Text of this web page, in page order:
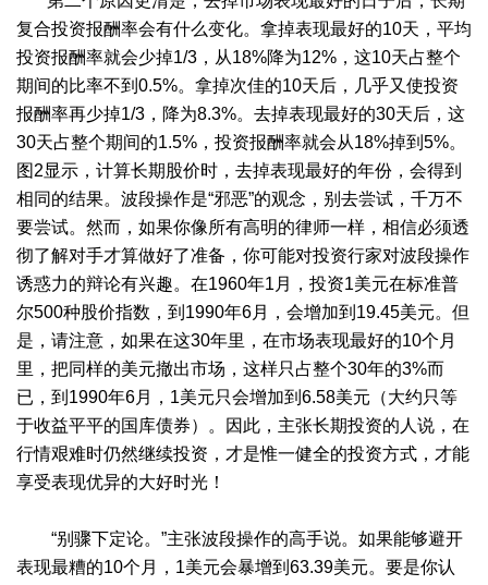
复合投资报酬率会有什么变化。拿掉表现最好的10天，平均
投资报酬率就会少掉1/3，从18%降为12%，这10天占整个
期间的比率不到0.5%。拿掉次佳的10天后，几乎又使投资
报酬率再少掉1/3，降为8.3%。去掉表现最好的30天后，这
30天占整个期间的1.5%，投资报酬率就会从18%掉到5%。
图2显示，计算长期股价时，去掉表现最好的年份，会得到
相同的结果。波段操作是“邪恶”的观念，别去尝试，千万不
要尝试。然而，如果你像所有高明的律师一样，相信必须透
彻了解对手才算做好了准备，你可能对投资行家对波段操作
诱惑力的辩论有兴趣。在1960年1月，投资1美元在标准普
尔500种股价指数，到1990年6月，会增加到19.45美元。但
是，请注意，如果在这30年里，在市场表现最好的10个月
里，把同样的美元撤出市场，这样只占整个30年的3%而
已，到1990年6月，1美元只会增加到6.58美元（大约只等
于收益平平的国库债券）。因此，主张长期投资的人说，在
行情艰难时仍然继续投资，才是惟一健全的投资方式，才能
享受表现优异的大好时光！
“别骤下定论。”主张波段操作的高手说。如果能够避开
表现最糟的10个月，1美元会暴增到63.39美元。要是你认